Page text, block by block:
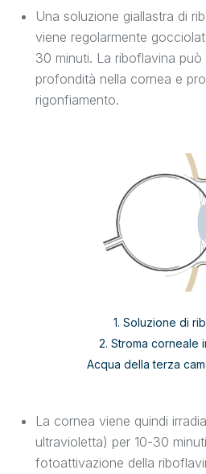
Una soluzione giallastra di
viene regolarmente
30 minuti. La riboflavina può
profondità nella cornea e
rigonfiamento.
1. Soluzione di
2. Stroma corneale
Acqua della terza
La cornea viene quindi
ultravioletta) per 10-30
fotoattivazione della